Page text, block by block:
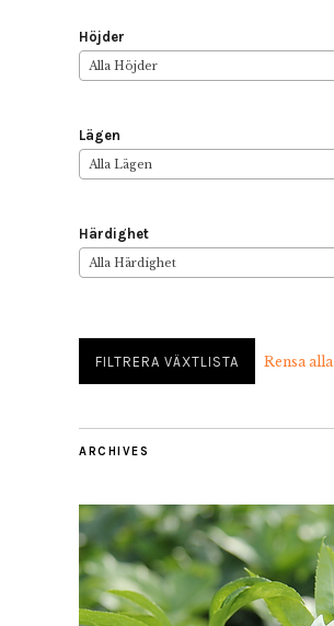
Höjder
Alla Höjder
Lägen
Alla Lägen
Härdighet
Alla Härdighet
Rensa alla
ARCHIVES